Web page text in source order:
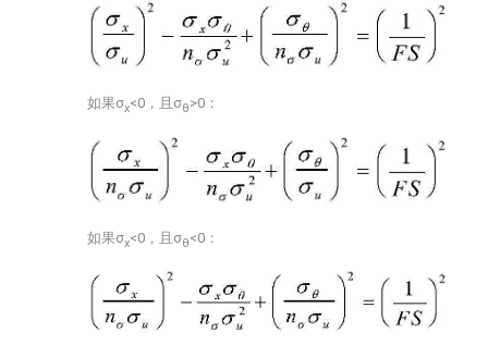
如果σx<0，且σθ>0：
如果σx<0，且σθ<0：